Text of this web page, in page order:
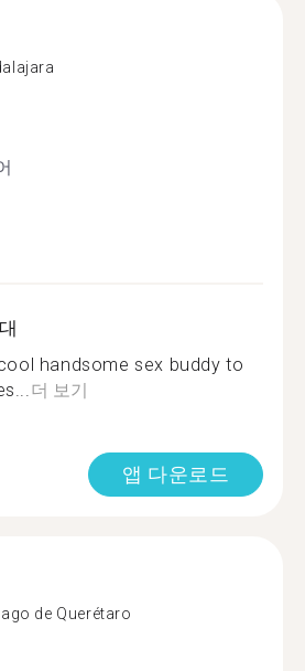
handsome sex buddy to
더 보기
앱 다운로드
de Querétaro